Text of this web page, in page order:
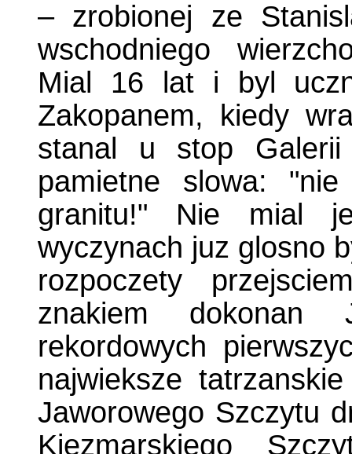
– zrobionej ze
wschodniego
Mial 16 lat i byl
Zakopanem, kiedy
stanal u stop Galerii
pamietne slowa:
granitu!" Nie mial
wyczynach juz glosno
rozpoczety
znakiem
rekordowych
najwieksze
Jaworowego Szczytu
Kiezmarskiego